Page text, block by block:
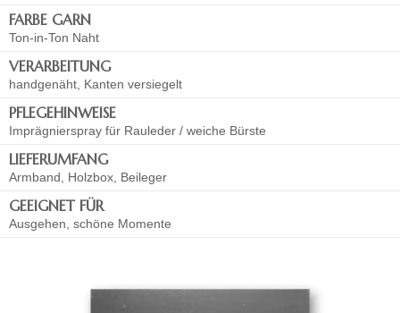
FARBE GARN
Ton-in-Ton Naht
VERARBEITUNG
handgenäht, Kanten versiegelt
PFLEGEHINWEISE
Imprägnierspray für Rauleder / weiche Bürste
LIEFERUMFANG
Armband, Holzbox, Beileger
GEEIGNET FÜR
Ausgehen, schöne Momente